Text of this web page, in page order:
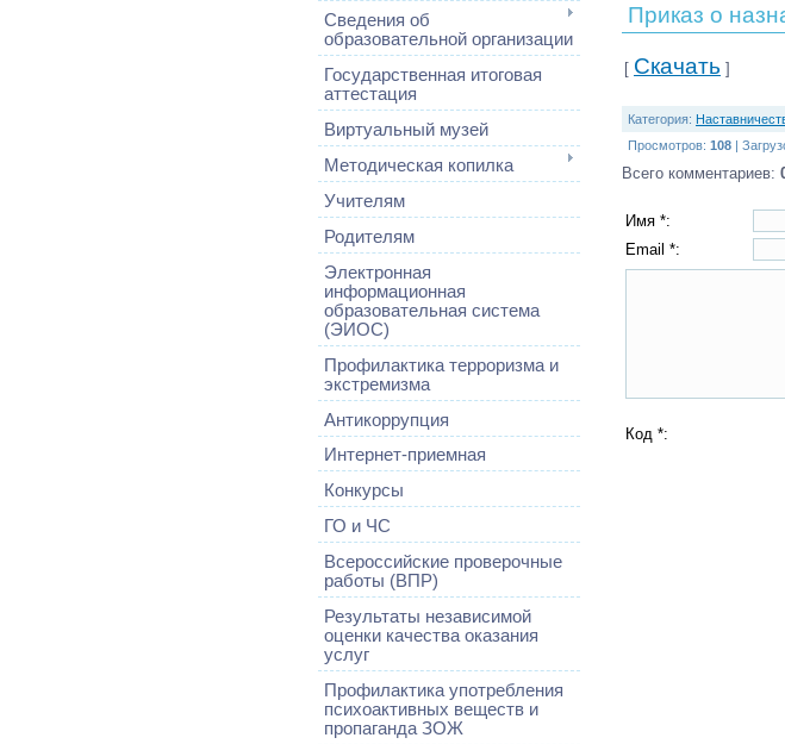
Сведения об
образовательной организации
Государственная итоговая
аттестация
Виртуальный музей
Методическая копилка
Учителям
Родителям
Электронная
информационная
образовательная система
(ЭИОС)
Профилактика терроризма и
экстремизма
Антикоррупция
Интернет-приемная
Конкурсы
ГО и ЧС
Всероссийские проверочные
работы (ВПР)
Результаты независимой
оценки качества оказания
услуг
Профилактика употребления
психоактивных веществ и
пропаганда ЗОЖ
Приказ о
[ Скачать ]
Категория:
Просмотров: 108 |
Всего комментариев:
Имя *:
Email *:
Код *: